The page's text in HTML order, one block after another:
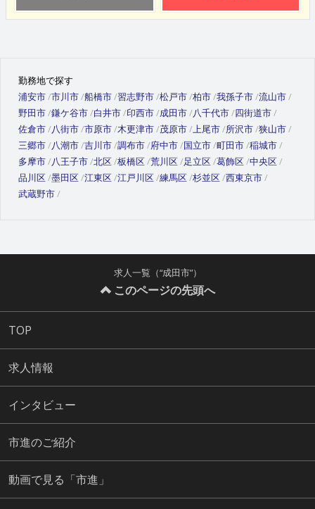
勤務地で探す
浦安市 市川市 船橋市 習志野市 松戸市 柏市 我孫子市 流山市
野田市 鎌ケ谷市 白井市 印西市 成田市 八千代市 四街道市
佐倉市 八街市 市原市 木更津市 茂原市 上尾市 所沢市 狭山市
三郷市 八潮市 吉川市 調布市 府中市 国立市 町田市 稲城市
多摩市 八王子市 北区 板橋区 荒川区 足立区 葛飾区 中央区
品川区 墨田区 江東区 江戸川区 練馬区 杉並区 西東京市
武蔵野市
求人一覧（“成田市”）
このページの先頭へ
TOP
求人情報
インタビュー
市進のご紹介
動画で見る「市進」